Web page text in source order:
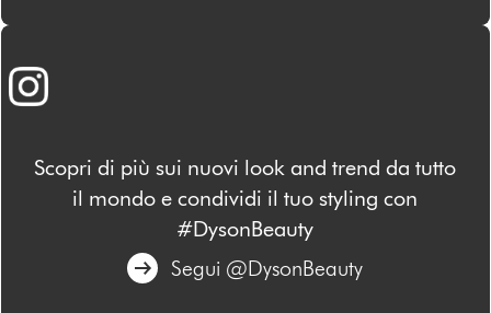
Scopri di più sui nuovi look and trend da tutto
il mondo e condividi il tuo styling con
#DysonBeauty
Segui @DysonBeauty